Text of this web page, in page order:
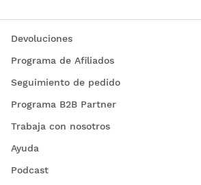
Devoluciones
Programa de Afiliados
Seguimiento de pedido
Programa B2B Partner
Trabaja con nosotros
Ayuda
Podcast